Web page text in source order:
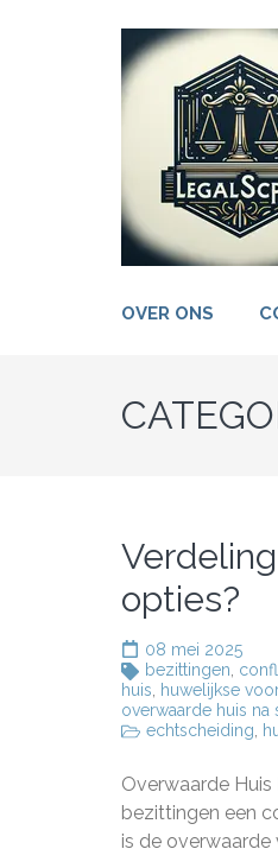
OVER ONS
opties?
08 mei 2025
bezittingen
huis
huwelijkse
overwaarde huis na
echtscheiding
Overwaarde
bezittingen een
is de overwaarde